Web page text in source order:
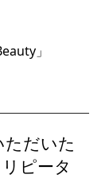
」
ただいた
ピータ